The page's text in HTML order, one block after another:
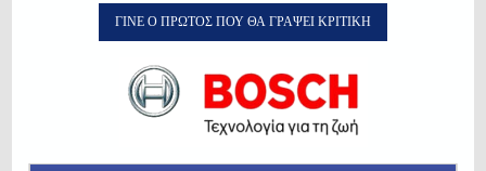
ΓΊΝΕ Ο ΠΡΏΤΟΣ ΠΟΥ ΘΑ ΓΡΆΨΕΙ ΚΡΙΤΙΚΉ